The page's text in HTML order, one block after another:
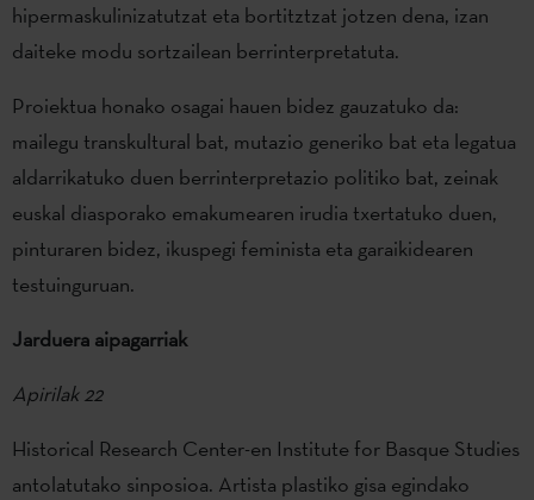
hipermaskulinizatutzat eta bortitztzat jotzen dena, izan
daiteke modu sortzailean berrinterpretatuta.
Proiektua honako osagai hauen bidez gauzatuko da:
mailegu transkultural bat, mutazio generiko bat eta legatua
aldarrikatuko duen berrinterpretazio politiko bat, zeinak
euskal diasporako emakumearen irudia txertatuko duen,
pinturaren bidez, ikuspegi feminista eta garaikidearen
testuinguruan.
Jarduera aipagarriak
Apirilak 22
Historical Research Center-en Institute for Basque Studies
antolatutako sinposioa. Artista plastiko gisa egindako